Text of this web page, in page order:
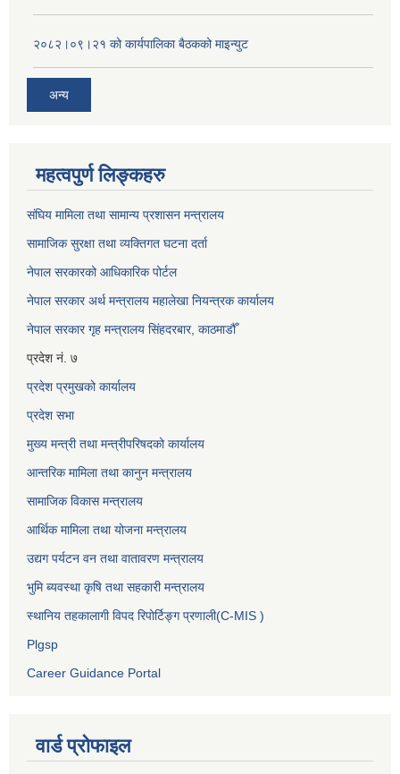
२०८२।०९।२१ को कार्यपालिका बैठकको माइन्युट
अन्य
महत्वपुर्ण लिङ्कहरु
संघिय मामिला तथा सामान्य प्रशासन मन्त्रालय
सामाजिक सुरक्षा तथा व्यक्तिगत घटना दर्ता
नेपाल सरकारको आधिकारिक पोर्टल
नेपाल सरकार अर्थ मन्त्रालय महालेखा नियन्त्रक कार्यालय
नेपाल सरकार गृह मन्त्रालय सिंहदरबार, काठमाडौँ
प्रदेश नं. ७
प्रदेश प्रमुखको कार्यालय
प्रदेश सभा
मुख्य मन्त्री तथा मन्त्रीपरिषदको कार्यालय
आन्तरिक मामिला तथा कानुन मन्त्रालय
सामाजिक विकास मन्त्रालय
आर्थिक मामिला तथा योजना मन्त्रालय
उद्यग पर्यटन वन तथा वातावरण मन्त्रालय
भुमि ब्यवस्था कृषि तथा सहकारी मन्त्रालय
स्थानिय तहकालागी विपद रिपोर्टिङ्ग प्रणाली(C-MIS )
Plgsp
Career Guidance Portal
वार्ड प्रोफाइल